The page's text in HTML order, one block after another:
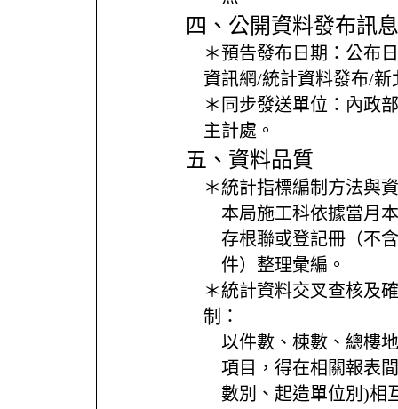
四、公開資料發布訊息
＊預告發布日期： 公布
資訊網/統計資料發布/
＊同步發送單位： 內政
主計處。
五、資料品質
＊統計指標編制方法與
本局施工科依據當月
存根聯或登記冊（不
件）整理彙編。
＊統計資料交叉查核及
制：
以件數、棟數、總樓
項目，得在相關報表
數別、起造單位別)相